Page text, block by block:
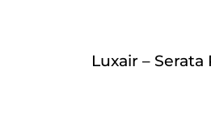
Luxair – Serata